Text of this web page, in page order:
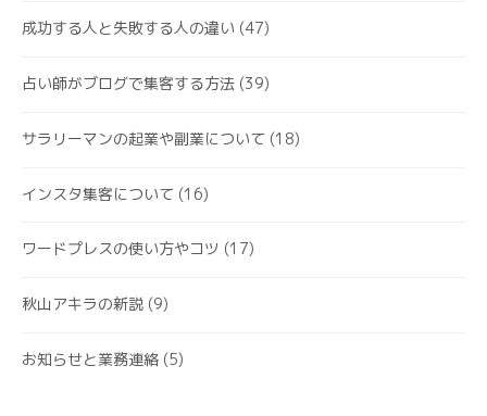
成功する人と失敗する人の違い (47)
占い師がブログで集客する方法 (39)
サラリーマンの起業や副業について (18)
インスタ集客について (16)
ワードプレスの使い方やコツ (17)
秋山アキラの新説 (9)
お知らせと業務連絡 (5)